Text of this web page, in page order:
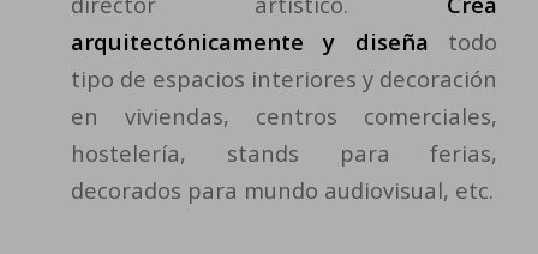
arquitectónicamente y diseña todo
tipo de espacios interiores y decoración
en viviendas, centros comerciales,
hostelería, stands para ferias,
decorados para mundo audiovisual, etc.